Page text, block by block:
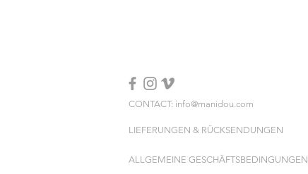
CONTACT: info@manidou.com
LIEFERUNGEN & RÜCKSENDUNGEN
ALLGEMEINE GESCHÄFTSBEDINGUNGEN